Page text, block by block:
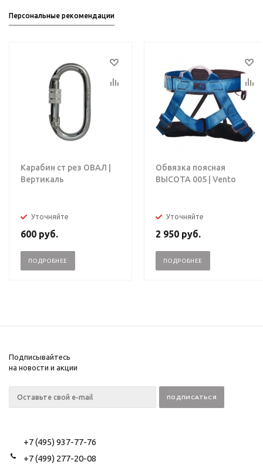
Персональные рекомендации
Карабин ст рез ОВАЛ |
Вертикаль
Уточняйте
600 руб.
ПОДРОБНЕЕ
Обвязка поясная
ВЫСОТА 005 | Vento
Уточняйте
2 950 руб.
ПОДРОБНЕЕ
Подписывайтесь
на новости и акции
+7 (495) 937-77-76
+7 (499) 277-20-08